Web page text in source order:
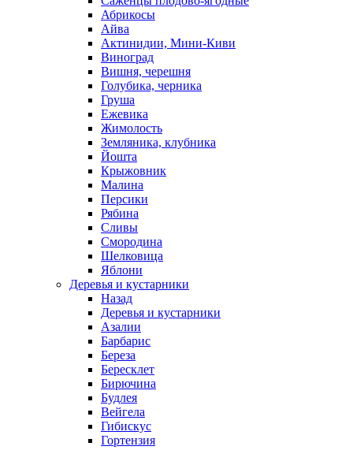
Абрикосы
Айва
Актинидии, Мини-Киви
Виноград
Вишня, черешня
Голубика, черника
Груша
Ежевика
Жимолость
Земляника, клубника
Йошта
Крыжовник
Малина
Персики
Рябина
Сливы
Смородина
Шелковица
Яблони
Деревья и кустарники
Назад
Деревья и кустарники
Азалии
Барбарис
Береза
Бересклет
Бирючина
Будлея
Вейгела
Гибискус
Гортензия